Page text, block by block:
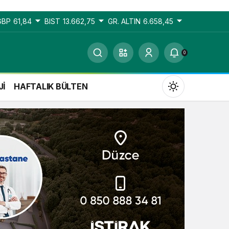
61,84 BIST 13.662,75 GR. ALTIN 6.658,45
0
HAFTALIK BÜLTEN
Gündüz Modu
Gündüz modunu seçin.
Gece Modu
Gece modunu seçin.